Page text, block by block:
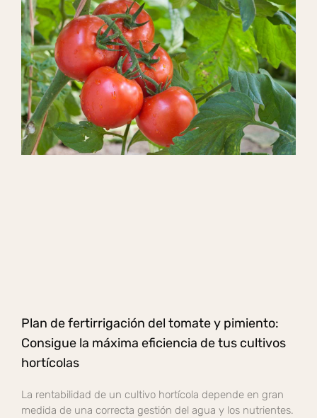
Plan de fertirrigación del tomate y pimiento:
Consigue la máxima eficiencia de tus cultivos
hortícolas
La rentabilidad de un cultivo hortícola depende en gran
medida de una correcta gestión del agua y los nutrientes.